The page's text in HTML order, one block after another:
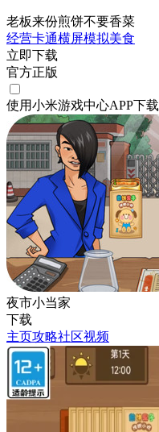
老板来份煎饼不要香菜
经营卡通横屏模拟美食
立即下载
官方正版
使用小米游戏中心APP下载
夜市小当家
下载
主页攻略社区视频